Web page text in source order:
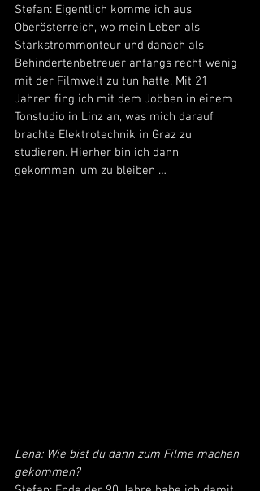
Stefan: Eigentlich komme ich aus
Oberösterreich, wo mein Leben als
Starkstrommonteur und danach als
Behindertenbetreuer anfangs recht wenig
mit der Filmwelt zu tun hatte. Mit 21
Jahren fing ich mit dem Jobben in einem
Tonstudio in Linz an, was mich darauf
brachte Elektrotechnik in Graz zu
studieren. Hierher bin ich dann
gekommen, um zu bleiben …
Lena: Wie bist du dann zum Filme machen
gekommen?